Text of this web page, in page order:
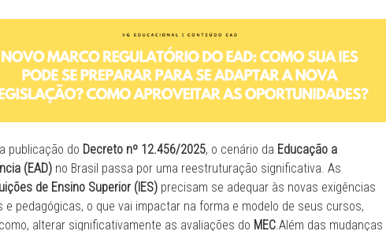
publicação do Decreto nº 12.456/2025, o cenário da Educação a
(EAD) no Brasil passa por uma reestruturação significativa. As
de Ensino Superior (IES) precisam se adequar às novas exigências
e pedagógicas, o que vai impactar na forma e modelo de seus cursos,
alterar significativamente as avaliações do MEC.Além das mudanças